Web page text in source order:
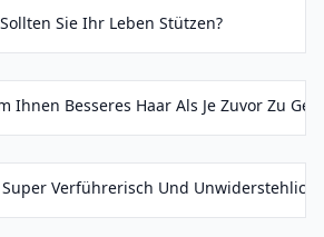
Sie Ihr Leben Stützen?
Ihnen Besseres Haar Als Je Zuvor Zu
Verführerisch Und Unwiderstehlich